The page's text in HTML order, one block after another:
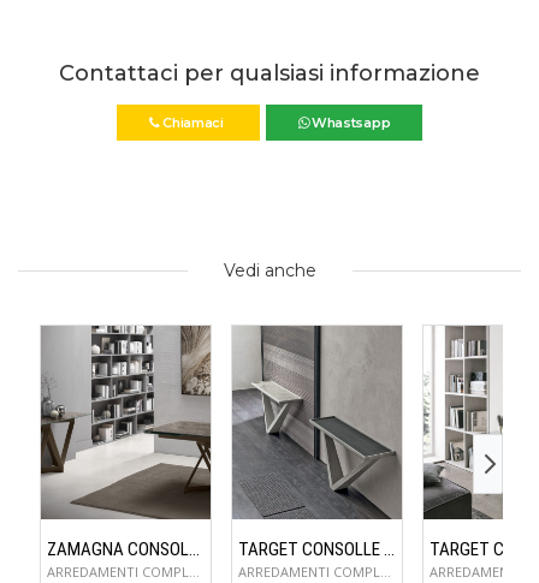
Contattaci per qualsiasi informazione
Chiamaci Whastsapp
Vedi anche
ZAMAGNA CONSOLLE FLAME
ARREDAMENTI COMPLEMENTI D'ARREDO
TARGET CONSOLLE KIRA
ARREDAMENTI COMPLEMENTI D'ARREDO